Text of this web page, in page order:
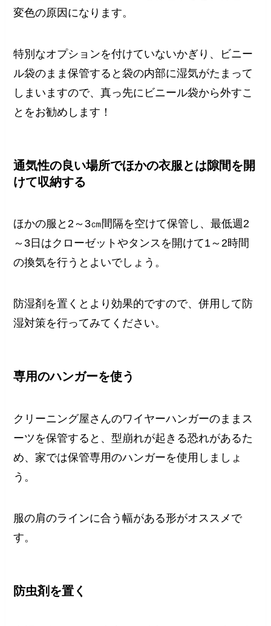
変色の原因になります。
特別なオプションを付けていないかぎり、ビニー
ル袋のまま保管すると袋の内部に湿気がたまって
しまいますので、真っ先にビニール袋から外すこ
とをお勧めします！
通気性の良い場所でほかの衣服とは隙間を開
けて収納する
ほかの服と2～3㎝間隔を空けて保管し、最低週2
～3日はクローゼットやタンスを開けて1～2時間
の換気を行うとよいでしょう。
防湿剤を置くとより効果的ですので、併用して防
湿対策を行ってみてください。
専用のハンガーを使う
クリーニング屋さんのワイヤーハンガーのままス
ーツを保管すると、型崩れが起きる恐れがあるた
め、家では保管専用のハンガーを使用しましょ
う。
服の肩のラインに合う幅がある形がオススメで
す。
防虫剤を置く